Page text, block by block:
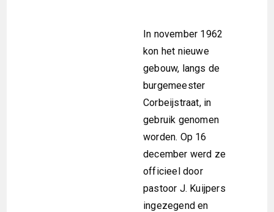
In november 1962
kon het nieuwe
gebouw, langs de
burgemeester
Corbeijstraat, in
gebruik genomen
worden. Op 16
december werd ze
officieel door
pastoor J. Kuijpers
ingezegend en